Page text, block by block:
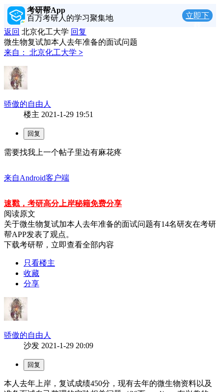
考研帮App
百万考研人的学习聚集地
立即下
返回 北京化工大学 回复
微生物复试加本人去年准备的面试问题
来自：
北京化工大学 >
骄傲的自由人
楼主 2021-1-29 19:51
需要找我上一个帖子里边有麻花疼
来自Android客户端
速戳，考研高分上岸秘籍免费分享
阅读原文
关于微生物复试加本人去年准备的面试问题有14名研友在考研
帮APP发表了观点。
下载考研帮，立即查看全部内容
只看楼主
收藏
分享
骄傲的自由人
沙发 2021-1-29 20:09
本人去年上岸，复试成绩450分，现有去年的微生物资料以及